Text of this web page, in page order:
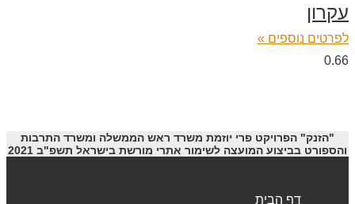
עקרון
לפרטים נוספים »
"הזנק" הפרויקט פרי יוזמת משרד ראש הממשלה ומשרד התרבות
והספורט בביצוע המועצה לשימור אתרי מורשת בישראל תשפ"ב 2021
דף הבית